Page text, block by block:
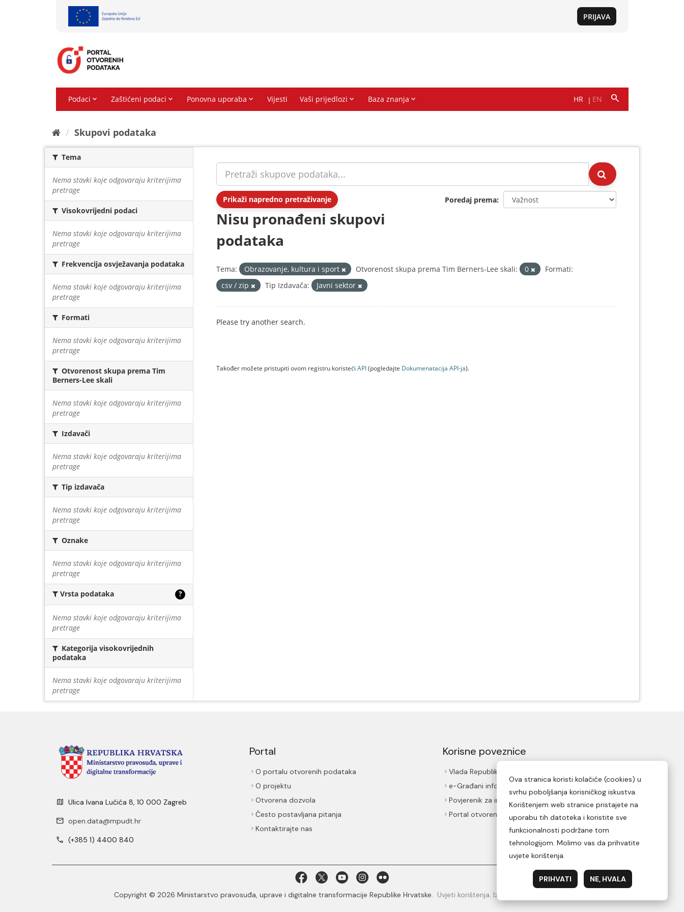
Skupovi podаtаkа
Tema
Nema stavki koje odgovaraju kriterijima
pretrage
Visokovrijedni podaci
Nema stavki koje odgovaraju kriterijima
pretrage
Frekvencija osvježavanja podataka
Nema stavki koje odgovaraju kriterijima
pretrage
Formati
Nema stavki koje odgovaraju kriterijima
pretrage
Otvorenost skupa prema Tim
Berners-Lee skali
Nema stavki koje odgovaraju kriterijima
pretrage
Izdavači
Nema stavki koje odgovaraju kriterijima
pretrage
Tip izdavača
Nema stavki koje odgovaraju kriterijima
pretrage
Oznake
Nema stavki koje odgovaraju kriterijima
pretrage
Vrsta podataka ?
Nema stavki koje odgovaraju kriterijima
pretrage
Kategorija visokovrijednih
podataka
Nema stavki koje odgovaraju kriterijima
pretrage
Prikaži napredno pretraživanje Poredaj prema
Nisu pronađeni skupovi
podataka
Tema: Obrazovanje, kultura i sport Otvorenost skupa prema Tim Berners-Lee skali: 0
Formati:
csv / zip
Tip Izdavača: Javni sektor
Please try another search.
Također možete pristupiti ovom registru koristeći API(pogledajte Dokumenаtаcijа API-jа).